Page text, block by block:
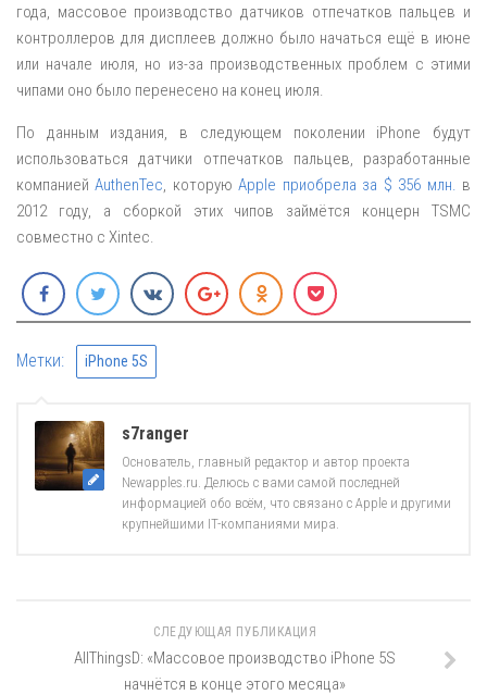
года, массовое производство датчиков отпечатков пальцев и
контроллеров для дисплеев должно было начаться ещё в июне
или начале июля, но из-за производственных проблем с этими
чипами оно было перенесено на конец июля.
По данным издания, в следующем поколении iPhone будут
использоваться датчики отпечатков пальцев, разработанные
компаниейAuthenTec , которуюApple приобрела за $ 356 млн.
в
2012 году, а сборкой этих чипов займётся концерн TSMC
совместно с Xintec.
Метки: iPhone 5S
s7ranger
Основатель, главный редактор и автор проекта
Newapples.ru. Делюсь с вами самой последней
информацией обо всём, что связано с Apple и другими
крупнейшими IT-компаниями мира.
СЛЕДУЮЩАЯ ПУБЛИКАЦИЯ
AllThingsD: «Массовое производство iPhone 5S
начнётся в конце этого месяца»